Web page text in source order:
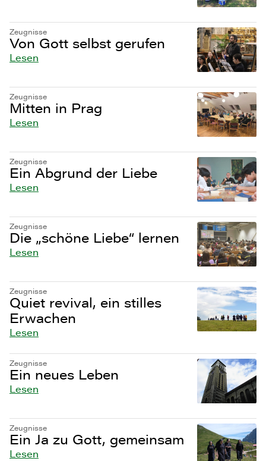
Zeugnisse
Von Gott selbst gerufen
Lesen
Zeugnisse
Mitten in Prag
Lesen
Zeugnisse
Ein Abgrund der Liebe
Lesen
Zeugnisse
Die „schöne Liebe“ lernen
Lesen
Zeugnisse
Quiet revival, ein stilles
Erwachen
Lesen
Zeugnisse
Ein neues Leben
Lesen
Zeugnisse
Ein Ja zu Gott, gemeinsam
Lesen